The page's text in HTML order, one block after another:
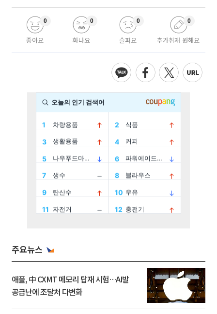
좋아요
0
화나요
0
슬퍼요
0
추가취재 원해요
0
주요뉴스
애플, 中 CXMT 메모리 탑재 시험…AI발
공급난에 조달처 다변화